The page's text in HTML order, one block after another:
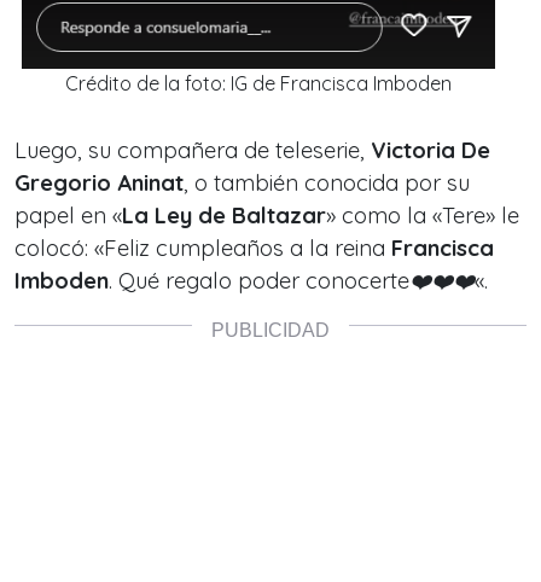
Crédito de la foto: IG de Francisca Imboden
Luego, su compañera de teleserie, Victoria De
Gregorio Aninat, o también conocida por su
papel en «La Ley de Baltazar» como la «Tere» le
colocó: «Feliz cumpleaños a la reina Francisca
Imboden. Qué regalo poder conocerte❤️❤️❤️«.